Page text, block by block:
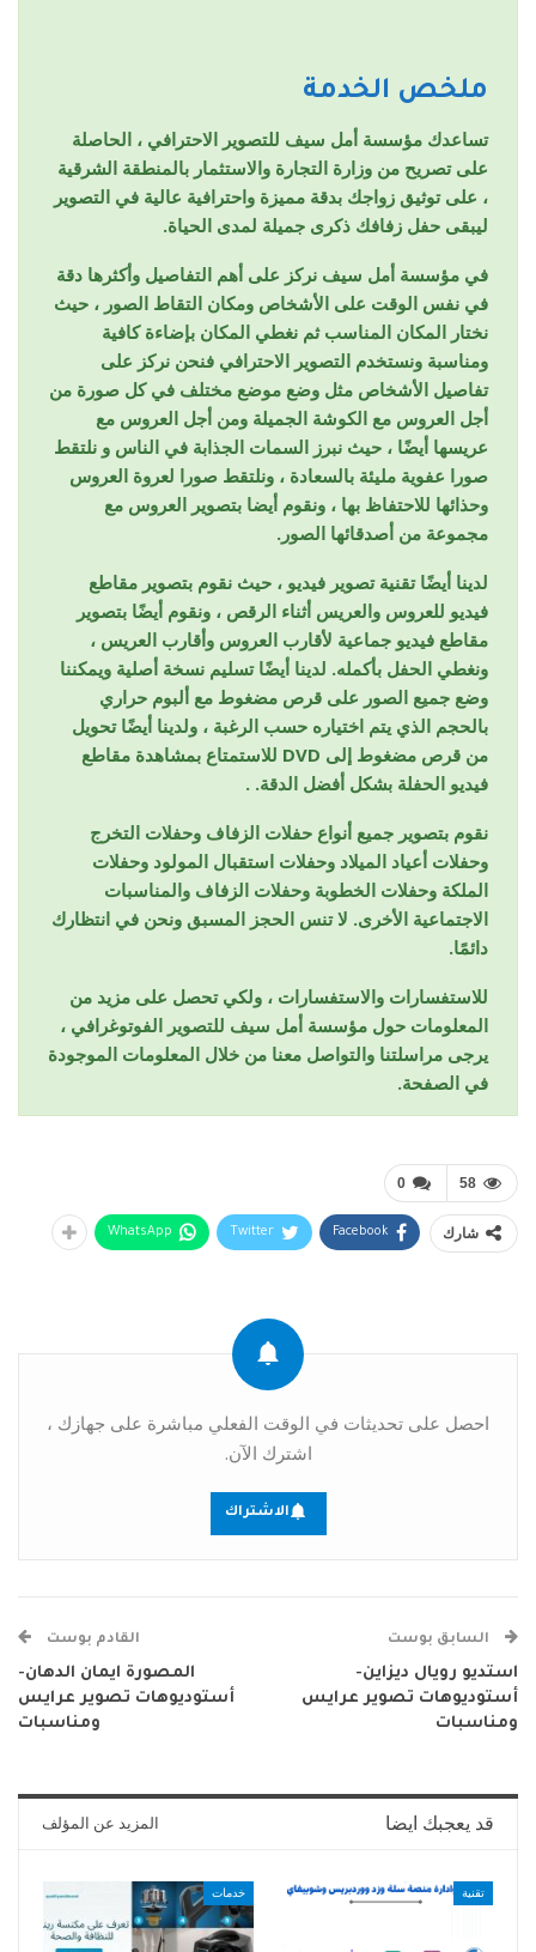
ملخص الخدمة
تساعدك مؤسسة أمل سيف للتصوير الاحترافي ، الحاصلة
على تصريح من وزارة التجارة والاستثمار بالمنطقة الشرقية
، على توثيق زواجك بدقة مميزة واحترافية عالية في التصوير
ليبقى حفل زفافك ذكرى جميلة لمدى الحياة.
في مؤسسة أمل سيف نركز على أهم التفاصيل وأكثرها دقة
في نفس الوقت على الأشخاص ومكان التقاط الصور ، حيث
نختار المكان المناسب ثم نغطي المكان بإضاءة كافية
ومناسبة ونستخدم التصوير الاحترافي فنحن نركز على
تفاصيل الأشخاص مثل وضع موضع مختلف في كل صورة من
أجل العروس مع الكوشة الجميلة ومن أجل العروس مع
عريسها أيضًا ، حيث نبرز السمات الجذابة في الناس و نلتقط
صورا عفوية مليئة بالسعادة ، ونلتقط صورا لعروة العروس
وحذائها للاحتفاظ بها ، ونقوم أيضا بتصوير العروس مع
مجموعة من أصدقائها الصور.
لدينا أيضًا تقنية تصوير فيديو ، حيث نقوم بتصوير مقاطع
فيديو للعروس والعريس أثناء الرقص ، ونقوم أيضًا بتصوير
مقاطع فيديو جماعية لأقارب العروس وأقارب العريس ،
ونغطي الحفل بأكمله. لدينا أيضًا تسليم نسخة أصلية ويمكننا
وضع جميع الصور على قرص مضغوط مع ألبوم حراري
بالحجم الذي يتم اختياره حسب الرغبة ، ولدينا أيضًا تحويل
من قرص مضغوط إلى DVD للاستمتاع بمشاهدة مقاطع
فيديو الحفلة بشكل أفضل الدقة. .
نقوم بتصوير جميع أنواع حفلات الزفاف وحفلات التخرج
وحفلات أعياد الميلاد وحفلات استقبال المولود وحفلات
الملكة وحفلات الخطوبة وحفلات الزفاف والمناسبات
الاجتماعية الأخرى. لا تنس الحجز المسبق ونحن في انتظارك
دائمًا.
للاستفسارات والاستفسارات ، ولكي تحصل على مزيد من
المعلومات حول مؤسسة أمل سيف للتصوير الفوتوغرافي ،
يرجى مراسلتنا والتواصل معنا من خلال المعلومات الموجودة
في الصفحة.
0 58
شارك Facebook
Twitter
WhatsApp
احصل على تحديثات في الوقت الفعلي مباشرة على جهازك ،
اشترك الآن.
الاشتراك
السابق بوست
استديو رويال ديزاين-
أستوديوهات تصوير عرايس
ومناسبات
القادم بوست
المصورة ايمان الدهان-
أستوديوهات تصوير عرايس
ومناسبات
قد يعجبك ايضا المزيد عن المؤلف
تقنية خدمات